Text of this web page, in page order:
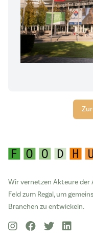
Wir vernetzen Akteure
Feld zum Regal, um
Branchen zu entwickeln.